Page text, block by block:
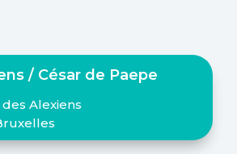
/ César de Paepe
des Alexiens